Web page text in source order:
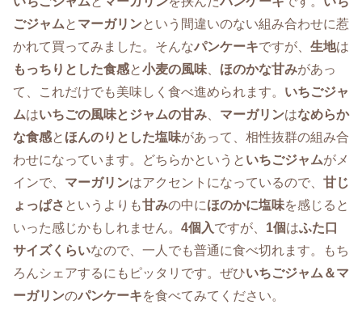
ごジャムと マーガリンという間違いのない組み合わせに惹
かれて買ってみました。そんなパンケーキですが、 生地は
もっちりとした食感と小麦の風味、 ほのかな甘みがあっ
て、これだけでも美味しく食べ進められます。 いちごジャ
ムはいちごの風味とジャムの甘み、 マーガリンはなめらか
な食感と ほんのりとした塩味があって、相性抜群の組み合
わせになっています。どちらかというと いちごジャムがメ
インで、 マーガリンはアクセントになっているので、 甘じ
ょっぱさ というよりも甘みの中にほのかに塩味を感じると
いった感じかもしれません。 4個入ですが、 1個はふた口
サイズくらいなので、一人でも普通に食べ切れます。もち
ろんシェアするにもピッタリです。ぜひいちごジャム＆マ
ーガリンのパンケーキを食べてみてください。